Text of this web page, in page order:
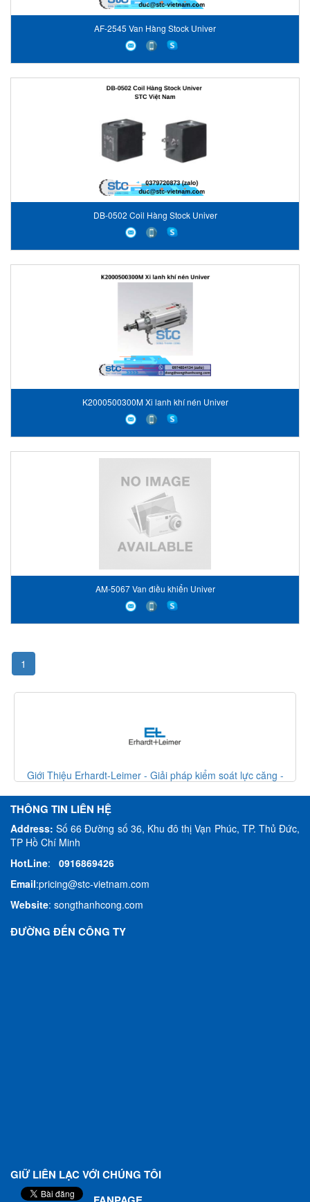
AF-2545 Van Hàng Stock Univer
DB-0502 Coil Hàng Stock Univer
K2000500300M Xi lanh khí nén Univer
AM-5067 Van điều khiển Univer
1
Giới Thiệu Erhardt-Leimer - Giải pháp kiểm soát lực căng -
THÔNG TIN LIÊN HỆ
Address:Số 66 Đường số 36, Khu đô thị Vạn Phúc, TP. Thủ Đức,
TP Hồ Chí Minh
HotLine: 0916869426
Email:pricing@stc-vietnam.com
Website: songthanhcong.com
ĐƯỜNG ĐẾN CÔNG TY
GIỮ LIÊN LẠC VỚI CHÚNG TÔI